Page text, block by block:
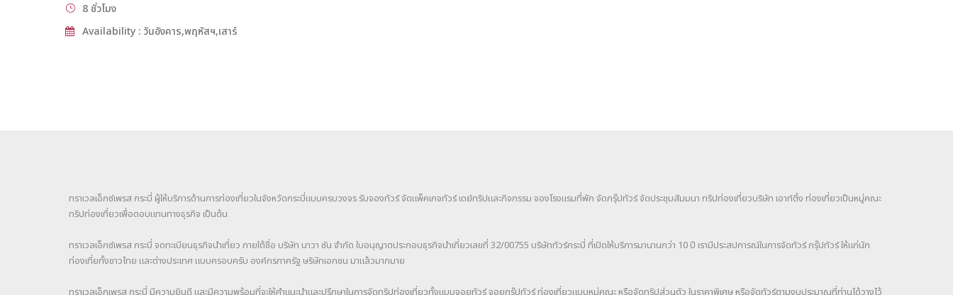
8 ชั่วโมง
Availability : วันอังคาร,พฤหัสฯ,เสาร์
ทราเวลเอ็กซ์เพรส กระบี่ ผู้ให้บริการด้านการท่องเที่ยวในจังหวัดกระบี่แบบครบวงจร รับจองทัวร์ จัดแพ็คเกจทัวร์ เดย์ทริปและกิจกรรม จองโรงแรมที่พัก จัดกรุ๊ปทัวร์ จัดประชุมสัมมนา ทริปท่องเที่ยวบริษัท เอาท์ติ้ง ท่องเที่ยวเป็นหมู่คณะ
ทริปท่องเที่ยวเพื่อตอบแทนทางธุรกิจ เป็นต้น
ทราเวลเอ็กซ์เพรส กระบี่ จดทะเบียนธุรกิจนำเที่ยว ภายใต้ชื่อ บริษัท นาวา ซัน จำกัด ใบอนุญาตประกอบธุรกิจนำเที่ยวเลขที่ 32/00755 บริษัททัวร์กระบี่ ที่เปิดให้บริการมานานกว่า 10 ปี เรามีประสปการณ์ในการจัดทัวร์ กรุ๊ปทัวร์ ให้แก่นัก
ท่องเที่ยทั้งชาวไทย และต่างประเทศ แบบครอบครับ องค์กรภาครัฐ ษริษัทเอกชน มาแล้วมากมาย